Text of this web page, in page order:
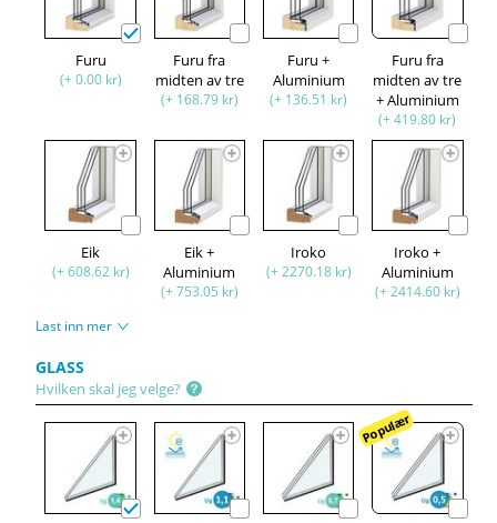
Furu
(+ 0.00 kr)
Furu fra
midten av tre
(+ 168.79 kr)
Furu +
Aluminium
(+ 136.51 kr)
Furu fra
midten av tre
+ Aluminium
(+ 419.80 kr)
Eik
(+ 608.62 kr)
Eik +
Aluminium
(+ 753.05 kr)
Iroko
(+ 2270.18 kr)
Iroko +
Aluminium
(+ 2414.60 kr)
Last inn mer
GLASS
Hvilken skal jeg velge?
Populær